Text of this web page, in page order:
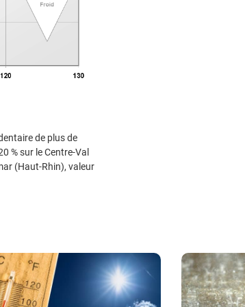
de plus de
% sur le Centre-Val
(Haut-Rhin), valeur